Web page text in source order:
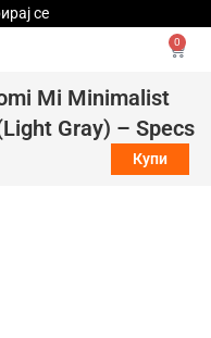
се
0
Mi Minimalist
Gray) – Specs
Купи